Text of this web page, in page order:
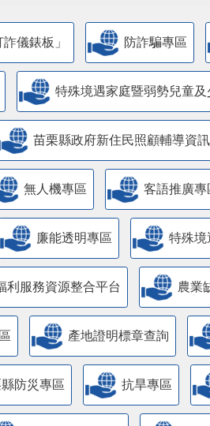
儀錶板」 防詐騙專區
特殊境遇家庭暨弱勢兒童
苗栗縣政府新住民照顧輔導資
無人機專區 客語推廣專
廉能透明專區 特殊境
利服務資源整合平台 農業
產地證明標章查詢
防災專區 抗旱專區